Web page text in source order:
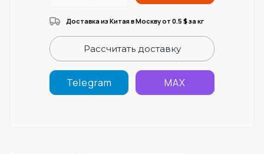
Доставка из Китая в Москву от 0.5 $за кг
Рассчитать доставку
Telegram MAX